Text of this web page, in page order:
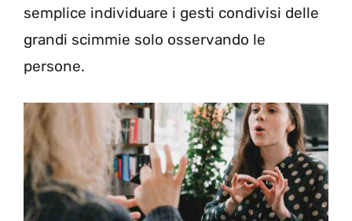
semplice individuare i gesti condivisi delle
grandi scimmie solo osservando le
persone.